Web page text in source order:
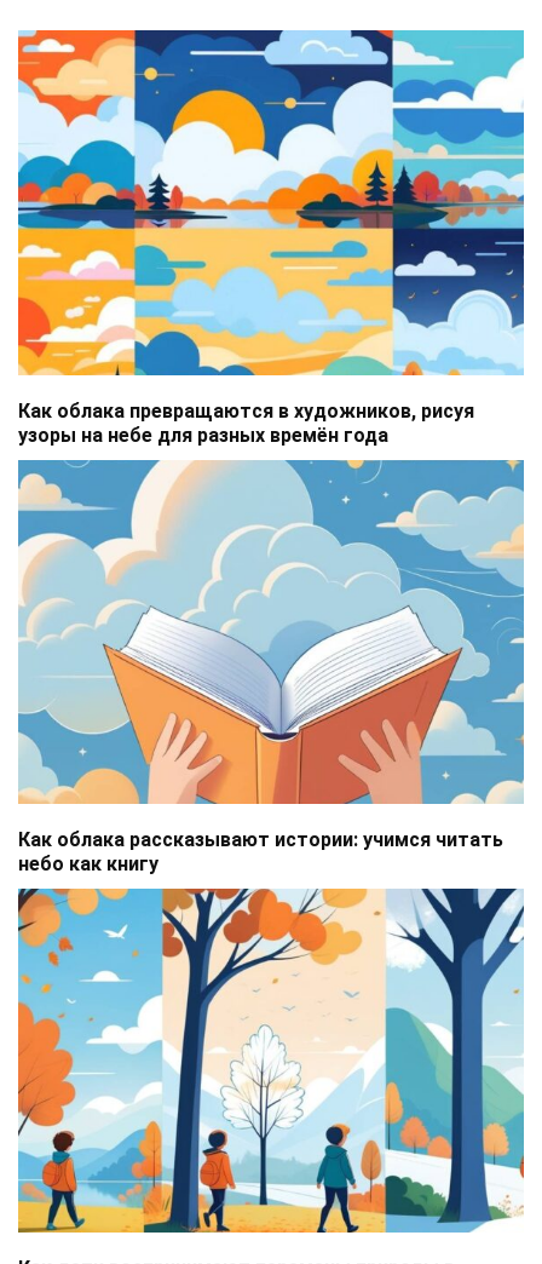
Как облака превращаются в художников, рисуя
узоры на небе для разных времён года
Как облака рассказывают истории: учимся читать
небо как книгу